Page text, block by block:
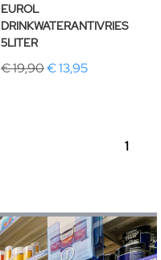
EUROL
DRINKWATERANTIVRIES
5LITER
€ 19,90€ 13,95
1